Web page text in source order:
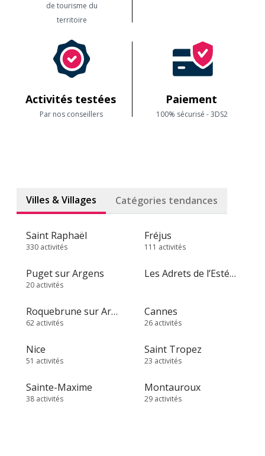
de tourisme du
territoire
Activités testées
Par nos conseillers
Paiement
100% sécurisé - 3DS2
Villes & Villages Catégories tendances
Saint Raphaël
330 activités
Fréjus
111 activités
Puget sur Argens
20 activités
Les Adrets de l’Estérel
Roquebrune sur Argens
62 activités
Cannes
26 activités
Nice
51 activités
Saint Tropez
23 activités
Sainte-Maxime
38 activités
Montauroux
29 activités